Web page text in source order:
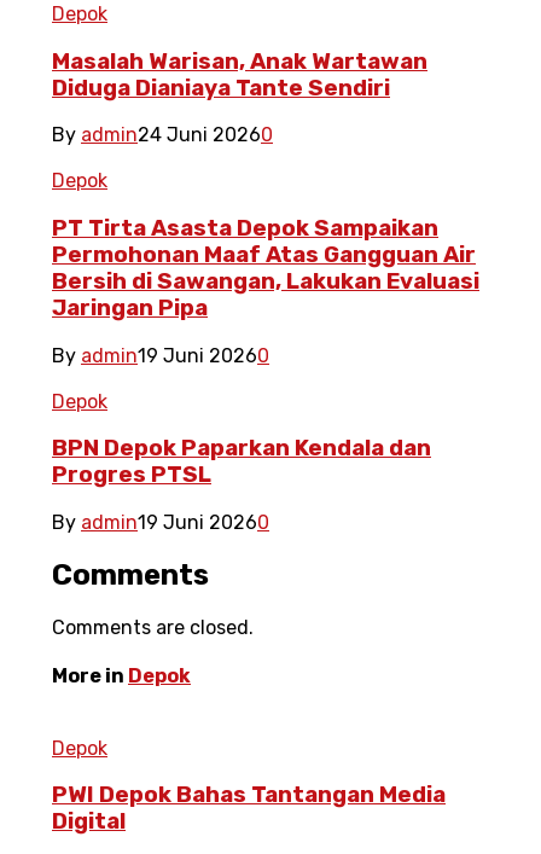
Depok
Masalah Warisan, Anak Wartawan
Diduga Dianiaya Tante Sendiri
By admin24 Juni 20260
Depok
PT Tirta Asasta Depok Sampaikan
Permohonan Maaf Atas Gangguan Air
Bersih di Sawangan, Lakukan Evaluasi
Jaringan Pipa
By admin19 Juni 20260
Depok
BPN Depok Paparkan Kendala dan
Progres PTSL
By admin19 Juni 20260
Comments
Comments are closed.
More in Depok
Depok
PWI Depok Bahas Tantangan Media
Digital